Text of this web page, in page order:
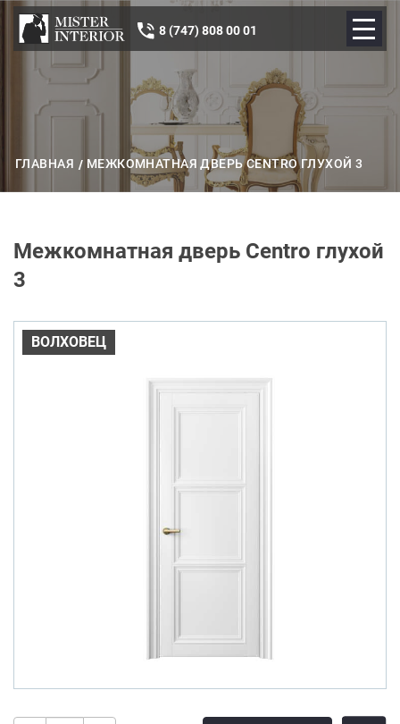
8 (747) 808 00 01
ГЛАВНАЯ МЕЖКОМНАТНАЯ ДВЕРЬ CENTRO ГЛУХОЙ 3
Межкомнатная дверь Centro глухой
3
ВОЛХОВЕЦ